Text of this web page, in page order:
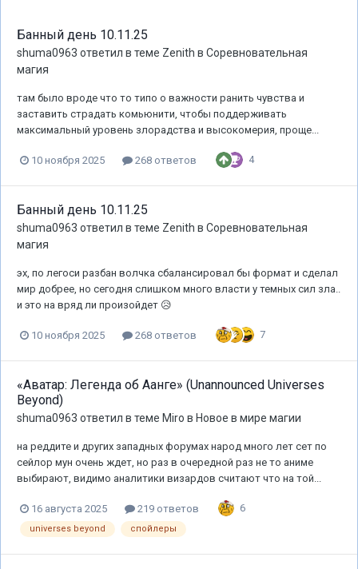
Банный день 10.11.25
shuma0963 ответил в теме Zenith в Соревновательная
магия
там было вроде что то типо о важности ранить чувства и
заставить страдать комьюнити, чтобы поддерживать
максимальный уровень злорадства и высокомерия, проще...
10 ноября 2025 268 ответов 4
Банный день 10.11.25
shuma0963 ответил в теме Zenith в Соревновательная
магия
эх, по легоси разбан волчка сбалансировал бы формат и сделал
мир добрее, но сегодня слишком много власти у темных сил зла..
и это на вряд ли произойдет 😥
10 ноября 2025 268 ответов 7
«Аватар: Легенда об Аанге» (Unannounced Universes
Beyond)
shuma0963 ответил в теме Miro в Новое в мире магии
на реддите и других западных форумах народ много лет сет по
сейлор мун очень ждет, но раз в очередной раз не то аниме
выбирают, видимо аналитики визардов считают что на той...
16 августа 2025 219 ответов 6
universes beyond спойлеры